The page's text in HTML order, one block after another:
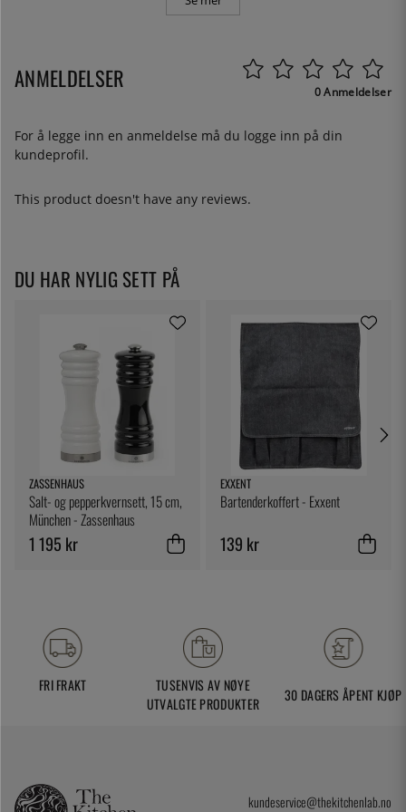
ANMELDELSER 0 Anmeldelser
For å legge inn en anmeldelse må du logge inn på din
kundeprofil.
This product doesn't have any reviews.
DU HAR NYLIG SETT PÅ
ZASSENHAUS
Salt- og pepperkvernsett, 15 cm,
München - Zassenhaus
1 195 kr
EXXENT
Bartenderkoffert - Exxent
139 kr
FRI FRAKT
TUSENVIS AV NØYE
UTVALGTE PRODUKTER
30 DAGERS ÅPENT KJØP
kundeservice@thekitchenlab.no